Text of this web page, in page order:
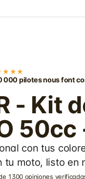
000 pilotes nous font
- Kit
con tus
tu moto, listo en
1300 opiniones